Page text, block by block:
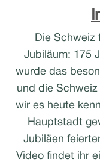
Die Schweiz
Jubiläum: 175
wurde das
und die
wir es heute
Hauptstadt
Jubiläen
Video findet ihr